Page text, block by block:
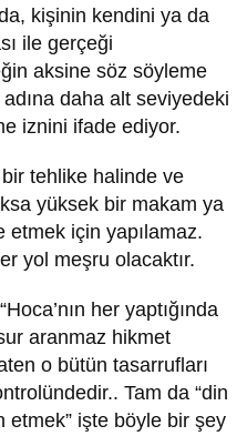
kişinin kendini ya da
ile gerçeği
aksine söz söyleme
daha alt seviyedeki
iznini ifade ediyor.
tehlike halinde ve
yüksek bir makam ya
için yapılamaz.
yol meşru olacaktır.
her yaptığında
aranmaz hikmet
o bütün tasarrufları
Tam da “din
etmek” işte böyle bir şey